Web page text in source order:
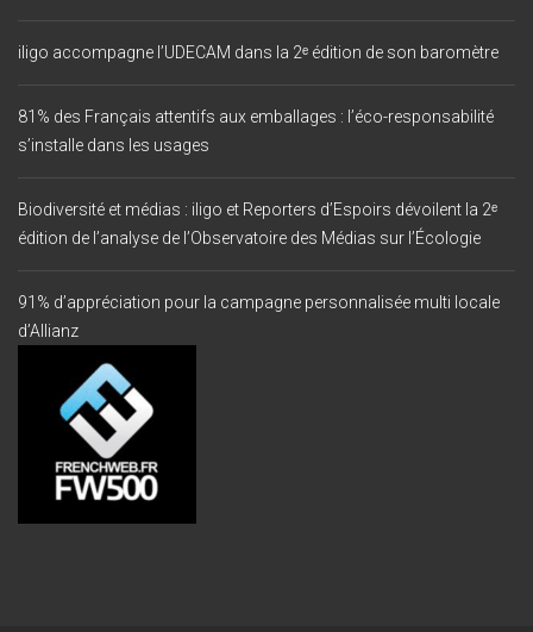
iligo accompagne l’UDECAM dans la 2ᵉ édition de son baromètre
81% des Français attentifs aux emballages : l’éco-responsabilité
s’installe dans les usages
Biodiversité et médias : iligo et Reporters d’Espoirs dévoilent la 2ᵉ
édition de l’analyse de l’Observatoire des Médias sur l’Écologie
91% d’appréciation pour la campagne personnalisée multi locale
d’Allianz